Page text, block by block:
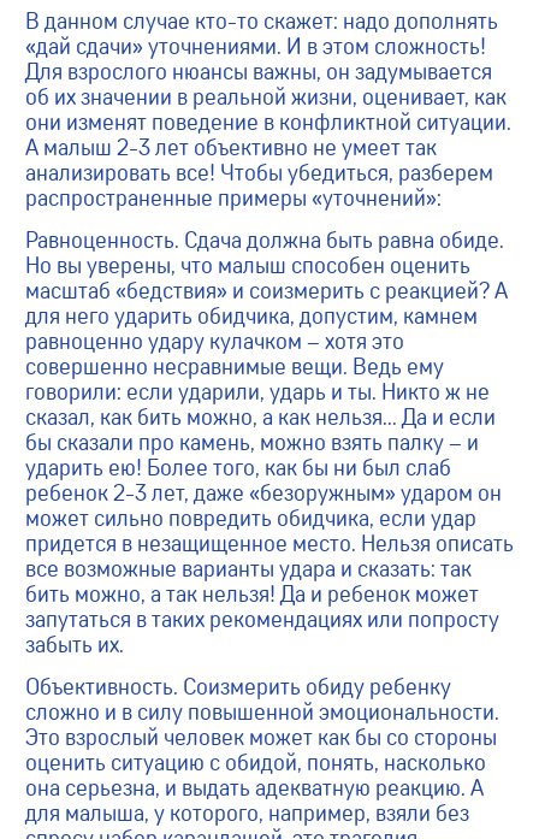
В данном случае кто-то скажет: надо дополнять
«дай сдачи» уточнениями. И в этом сложность!
Для взрослого нюансы важны, он задумывается
об их значении в реальной жизни, оценивает, как
они изменят поведение в конфликтной ситуации.
А малыш 2-3 лет объективно не умеет так
анализировать все! Чтобы убедиться, разберем
распространенные примеры «уточнений»:
Равноценность. Сдача должна быть равна обиде.
Но вы уверены, что малыш способен оценить
масштаб «бедствия» и соизмерить с реакцией? А
для него ударить обидчика, допустим, камнем
равноценно удару кулачком – хотя это
совершенно несравнимые вещи. Ведь ему
говорили: если ударили, ударь и ты. Никто ж не
сказал, как бить можно, а как нельзя… Да и если
бы сказали про камень, можно взять палку – и
ударить ею! Более того, как бы ни был слаб
ребенок 2-3 лет, даже «безоружным» ударом он
может сильно повредить обидчика, если удар
придется в незащищенное место. Нельзя описать
все возможные варианты удара и сказать: так
бить можно, а так нельзя! Да и ребенок может
запутаться в таких рекомендациях или попросту
забыть их.
Объективность. Соизмерить обиду ребенку
сложно и в силу повышенной эмоциональности.
Это взрослый человек может как бы со стороны
оценить ситуацию с обидой, понять, насколько
она серьезна, и выдать адекватную реакцию. А
для малыша, у которого, например, взяли без